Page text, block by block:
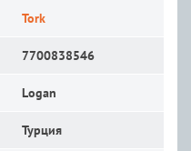
Tork
7700838546
Logan
Турция